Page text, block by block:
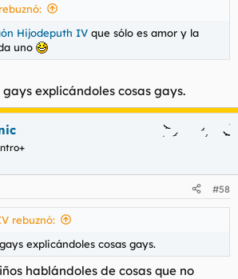
Hijodeputh IV que sólo es amor y la
uno
explicándoles cosas gays.
#58
rebuznó:
explicándoles cosas gays.
hablándoles de cosas que no